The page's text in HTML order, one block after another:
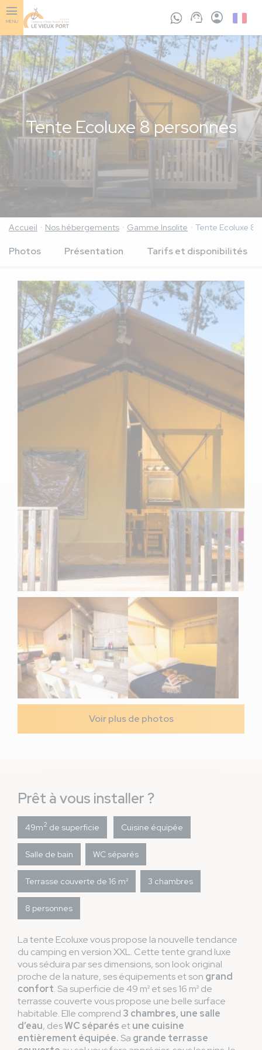
Aller
au
contenu
principal
MENU
Tente Ecoluxe 8 personnes
Accueil Nos hébergements Gamme Insolite Tente Ecoluxe 8
Photos Présentation Tarifs et disponibilités
Voir plus de photos
Prêt à vous installer ?
49m2 de superficie Cuisine équipée
Salle de bain WC séparés
Terrasse couverte de 16 m² 3 chambres
8 personnes
La tente Ecoluxe vous propose la nouvelle tendance
du camping en version XXL. Cette tente grand luxe
vous séduira par ses dimensions, son look original
proche de la nature, ses équipements et son grand
confort. Sa superficie de 49 m² et ses 16 m² de
terrasse couverte vous propose une belle surface
habitable. Elle comprend 3 chambres, une salle
d’eau, desWC séparés etune cuisine
entièrement équipée. Sa grande terrasse